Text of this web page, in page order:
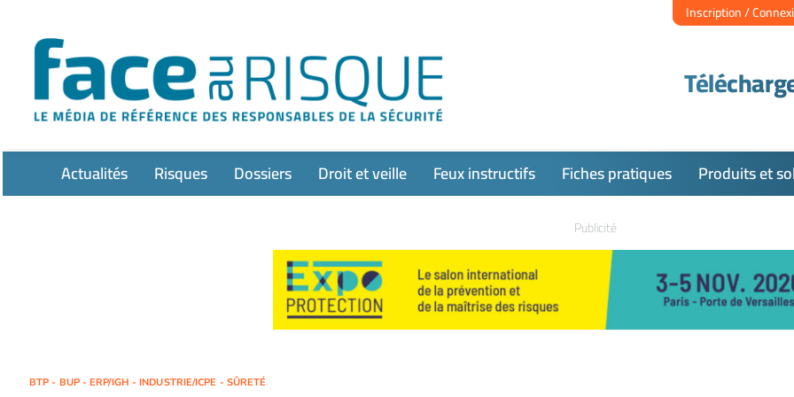
contenu
Inscription /
Actualités Risques Dossiers Droit et veille Feux instructifs Fiches pratiques Produits et
Publicité
BTP - BUP - ERP/IGH - INDUSTRIE/ICPE - SÛRETÉ